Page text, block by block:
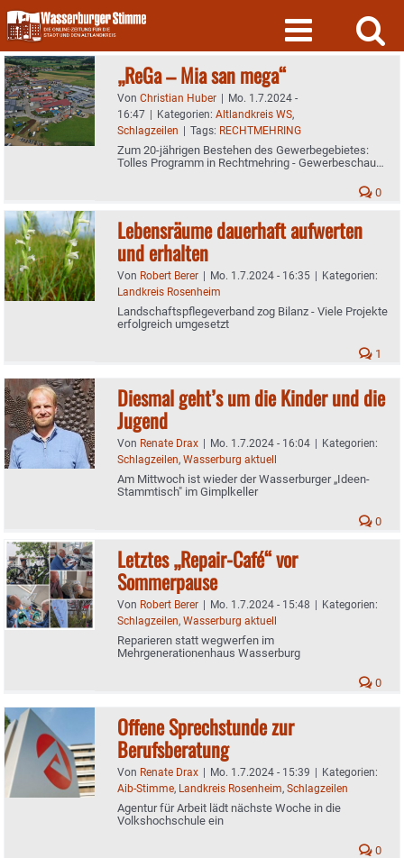
Skip
to
content
„ReGa – Mia san mega“
Von Christian Huber | Mo. 1.7.2024 -
16:47 | Kategorien: Altlandkreis WS,
Schlagzeilen | Tags: RECHTMEHRING
Zum 20-jährigen Bestehen des Gewerbegebietes:
Tolles Programm in Rechtmehring - Gewerbeschau
0
Lebensräume dauerhaft aufwerten
und erhalten
Von Robert Berer | Mo. 1.7.2024 - 16:35 | Kategorien:
Landkreis Rosenheim
Landschaftspflegeverband zog Bilanz - Viele Projekte
erfolgreich umgesetzt
1
Diesmal geht’s um die Kinder und die
Jugend
Von Renate Drax | Mo. 1.7.2024 - 16:04 | Kategorien:
Schlagzeilen, Wasserburg aktuell
Am Mittwoch ist wieder der Wasserburger „Ideen-
Stammtisch" im Gimplkeller
0
Letztes „Repair-Café“ vor
Sommerpause
Von Robert Berer | Mo. 1.7.2024 - 15:48 | Kategorien:
Schlagzeilen, Wasserburg aktuell
Reparieren statt wegwerfen im
Mehrgenerationenhaus Wasserburg
0
Offene Sprechstunde zur
Berufsberatung
Von Renate Drax | Mo. 1.7.2024 - 15:39 | Kategorien:
Aib-Stimme, Landkreis Rosenheim, Schlagzeilen
Agentur für Arbeit lädt nächste Woche in die
Volkshochschule ein
0